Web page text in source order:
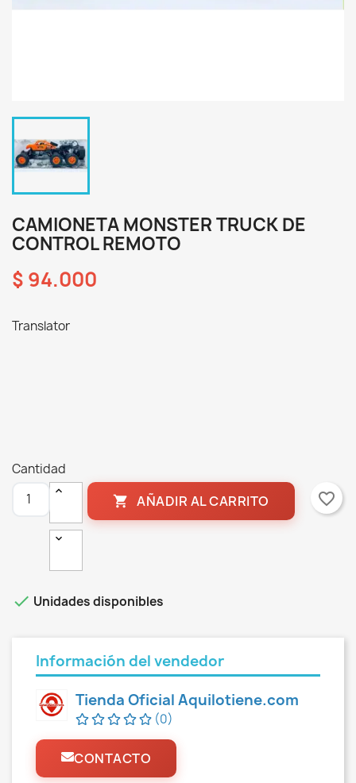
CAMIONETA MONSTER TRUCK DE
CONTROL REMOTO
$ 94.000
Translator
Cantidad
 AÑADIR AL CARRITO favorite_border
 Unidades disponibles
Información del vendedor
Tienda Oficial Aquilotiene.com
(0)
CONTACTO